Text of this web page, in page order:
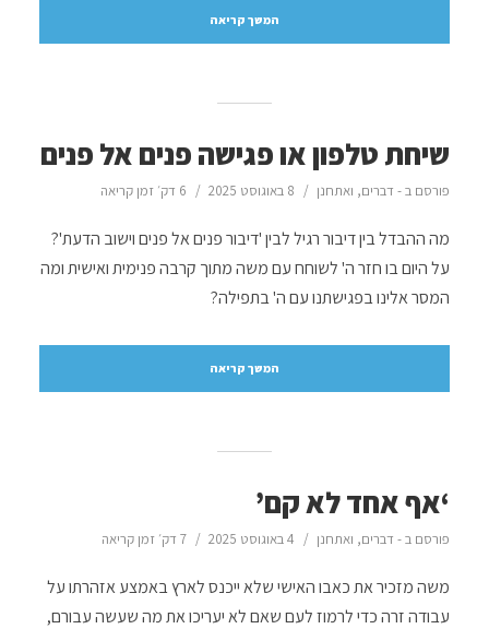
המשך קריאה
שיחת טלפון או פגישה פנים אל פנים
פורסם ב - דברים, ואתחנן 8 באוגוסט 2025 6 דק׳ זמן קריאה
מה ההבדל בין דיבור רגיל לבין 'דיבור פנים אל פנים וישוב הדעת'?
על היום בו חזר ה' לשוחח עם משה מתוך קרבה פנימית ואישית ומה
המסר אלינו בפגישתנו עם ה' בתפילה?
המשך קריאה
‘אף אחד לא קם’
פורסם ב - דברים, ואתחנן 4 באוגוסט 2025 7 דק׳ זמן קריאה
משה מזכיר את כאבו האישי שלא ייכנס לארץ באמצע אזהרתו על
עבודה זרה כדי לרמוז לעם שאם לא יעריכו את מה שעשה עבורם,